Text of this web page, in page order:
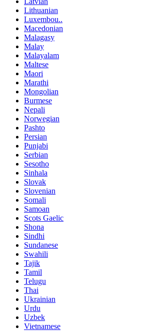
Lithuanian
Luxembou..
Macedonian
Malagasy
Malay
Malayalam
Maltese
Maori
Marathi
Mongolian
Burmese
Nepali
Norwegian
Pashto
Persian
Punjabi
Serbian
Sesotho
Sinhala
Slovak
Slovenian
Somali
Samoan
Scots Gaelic
Shona
Sindhi
Sundanese
Swahili
Tajik
Tamil
Telugu
Thai
Ukrainian
Urdu
Uzbek
Vietnamese